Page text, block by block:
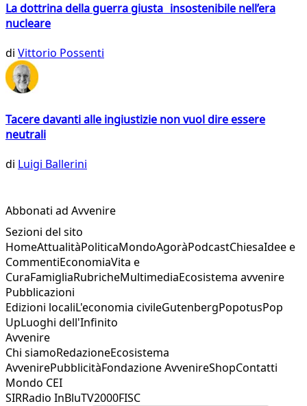
La dottrina della guerra giusta insostenibile nell’era
nucleare
di Vittorio Possenti
Tacere davanti alle ingiustizie non vuol dire essere
neutrali
di Luigi Ballerini
Abbonati ad Avvenire
Sezioni del sito
HomeAttualitàPoliticaMondoAgoràPodcastChiesaIdee e
CommentiEconomiaVita e
CuraFamigliaRubricheMultimediaEcosistema avvenire
Pubblicazioni
Edizioni localiL'economia civileGutenbergPopotusPop
UpLuoghi dell'Infinito
Avvenire
Chi siamoRedazioneEcosistema
AvvenirePubblicitàFondazione AvvenireShopContatti
Mondo CEI
SIRRadio InBluTV2000FISC